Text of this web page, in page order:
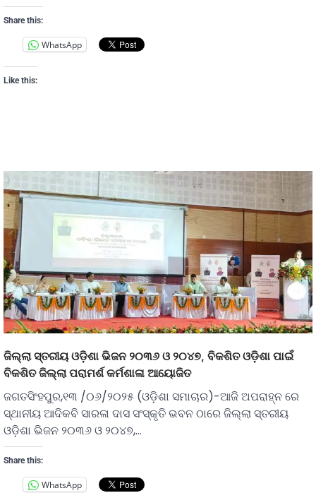
Share this:
WhatsApp
Like this:
ଜିଲ୍ଲା ସ୍ତରୀୟ ଓଡ଼ିଶା ଭିଜନ ୨୦୩୬ ଓ ୨୦୪୭, ବିକଶିତ ଓଡ଼ିଶା ପାଇଁ
ବିକଶିତ ଜିଲ୍ଲା ପରାମର୍ଶ କର୍ମଶାଳା ଆୟୋଜିତ
ଜଗତସିଂହପୁର,୧୩ /୦୬/୨୦୨୫ (ଓଡ଼ିଶା ସମାଚାର)-ଆଜି ଅପରାହ୍ନ ରେ
ସ୍ଥାନୀୟ ଆଦିକବି ସାରଳା ଦାସ ସଂସ୍କୃତି ଭବନ ଠାରେ ଜିଲ୍ଲା ସ୍ତରୀୟ
ଓଡ଼ିଶା ଭିଜନ ୨୦୩୬ ଓ ୨୦୪୭,…
Share this:
WhatsApp